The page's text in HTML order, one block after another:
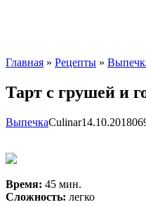
Главная » Рецепты »
Тарт с грушей и
ВыпечкаСulinar14.10.20180
Время: 45 мин.
Сложность: легко